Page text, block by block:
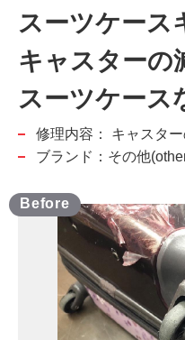
スーツケース
キャスターの
スーツケース
修理内容：
キャスタ
ブランド：その他